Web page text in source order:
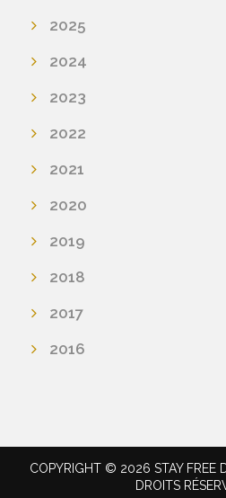
2025
2024
2023
2022
2021
2020
2019
2018
2017
2016
COPYRIGHT © 2026 STAY FREE
DROITS